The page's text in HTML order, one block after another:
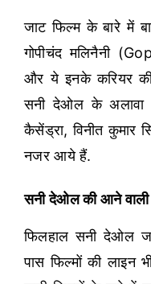
जाट फिल्म के बारे में
गोपीचंद मलिनैनी
और ये इनके करियर
सनी देओल के अलावा
कैसेंड्रा, विनीत कुमार
नजर आये हैं.
सनी देओल की आने वाली
फिलहाल सनी देओल
पास फिल्मों की लाइन